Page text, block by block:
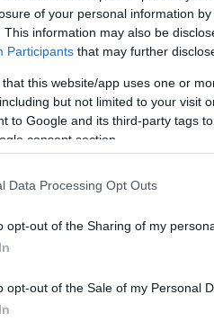
of your personal information
This information may also be
Participants that may further
that this website/app uses one or
but not limited to your visit
to Google and its third-party tags
consent section.
Data Processing Opt Outs
opt-out of the Sharing of my
opt-out of the Sale of my Personal
Ayoze, acquistato
ha fatto la differenza in
di Manolo González
fermati a metà strada.